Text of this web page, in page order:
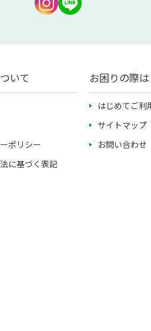
いて
ポリシー
に基づく表記
お困りの際は
はじめてご利
サイトマップ
お問い合わせ